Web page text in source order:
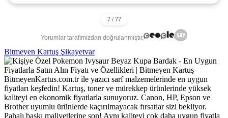
Yorumlar tarafımızdan doğrulanmıştır.
Bitmeyen Kartuş Şikayetvar
BitmeyenKartus.com.tr ile yazıcı sarf malzemelerinde en uygun
fiyatları keşfedin! Kartuş, toner ve mürekkep ürünlerinde yüksek
kaliteyi en ekonomik fiyatlarla sunuyoruz. Canon, HP, Epson ve
Brother uyumlu ürünlerde kaçırılmayacak fırsatlar sizi bekliyor.
Pahalı baskı maliyetlerine son! Aynı kaliteyi çok daha uygun fiyatla